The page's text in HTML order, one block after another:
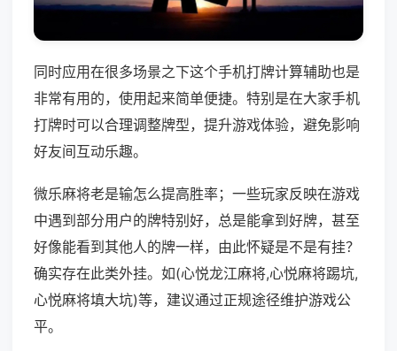
同时应用在很多场景之下这个手机打牌计算辅助也是
非常有用的，使用起来简单便捷。特别是在大家手机
打牌时可以合理调整牌型，提升游戏体验，避免影响
好友间互动乐趣。
微乐麻将老是输怎么提高胜率；一些玩家反映在游戏
中遇到部分用户的牌特别好，总是能拿到好牌，甚至
好像能看到其他人的牌一样，由此怀疑是不是有挂？
确实存在此类外挂。如(心悦龙江麻将,心悦麻将踢坑,
心悦麻将填大坑)等，建议通过正规途径维护游戏公
平。